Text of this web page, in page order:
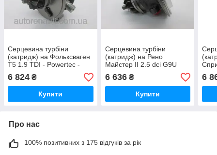
Серцевина турбіни
(катридж) на Фольксваген
Т5 1.9 TDI - Powertec -
BV39 54399700009
6 824 ₴
Купити
Серцевина турбіни
(катридж) на Рено
Майстер II 2.5 dci G9U
(100 к. с.) (2006-2010) -
Powertec K03
53039700055
6 636₴
Купити
6
Про нас
100% позитивних з 175 відгуків за рік